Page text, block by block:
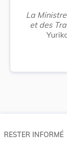
La
et des
RESTER INFORMÉ